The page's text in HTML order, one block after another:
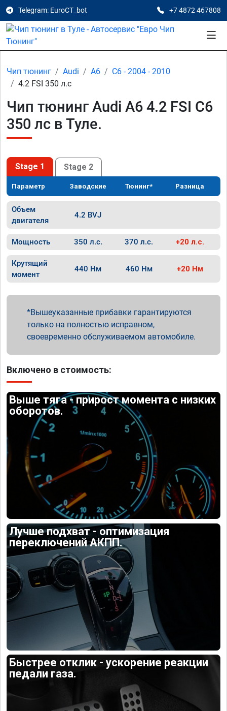
Telegram: EuroCT_bot +7 4872 467808
Чип тюнинг Audi A6
C6 - 2004 - 2010
4.2 FSI 350 л.с
Чип тюнинг Audi A6 4.2 FSI C6
350 лс в Туле.
Stage 1 Stage 2
Параметр Заводские Тюнинг* Разница
Объем
двигателя
4.2 BVJ
Мощность 350 л.с. 370 л.с. +20 л.с.
Крутящий
момент
440 Нм 460 Нм +20 Нм
Вышеуказанные прибавки гарантируются
только на полностью исправном,
своевременно обслуживаемом автомобиле.
Включено в стоимость:
Выше тяга - прирост момента с низких
оборотов.
Лучше подхват - оптимизация
переключений АКПП.
Быстрее отклик - ускорение реакции
педали газа.